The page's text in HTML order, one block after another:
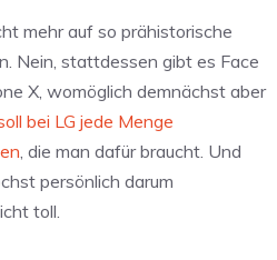
mehr auf so prähistorische
Nein, stattdessen gibt es Face
X, womöglich demnächst aber
bei LG jede Menge
, die man dafür braucht. Und
persönlich darum
toll.